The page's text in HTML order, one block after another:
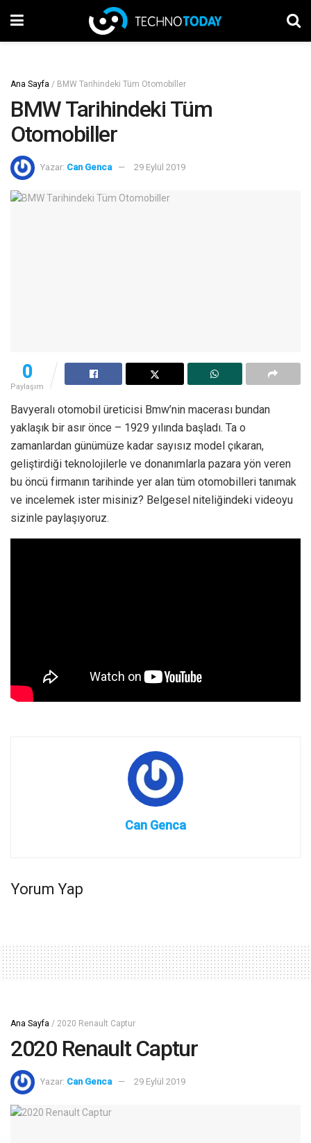
Ana Sayfa / BMW Tarihindeki Tüm Otomobiller
BMW Tarihindeki Tüm
Otomobiller
Yazar: Can Genca 29 Eylül 2019
0
Paylaşım
Bavyeralı otomobil üreticisi Bmw’nin macerası bundan
yaklaşık bir asır önce – 1929 yılında başladı. Ta o
zamanlardan günümüze kadar sayısız model çıkaran,
geliştirdiği teknolojilerle ve donanımlarla pazara yön veren
bu öncü firmanın tarihinde yer alan tüm otomobilleri tanımak
ve incelemek ister misiniz? Belgesel niteliğindeki videoyu
sizinle paylaşıyoruz.
Can Genca
Yorum Yap
Ana Sayfa / 2020 Renault Captur
2020 Renault Captur
Yazar: Can Genca 29 Eylül 2019